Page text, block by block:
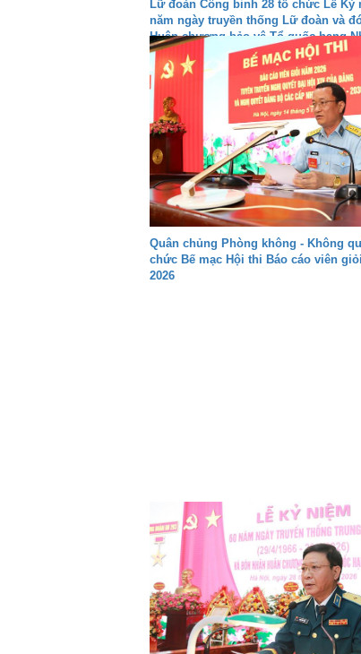
Lữ đoàn Công binh 28 tổ chức Lễ Kỷ
năm ngày truyền thống Lữ đoàn và
Huân chương bảo vệ Tổ quốc hạng
Quân chủng Phòng không - Không
chức Bế mạc Hội thi Báo cáo viên
2026